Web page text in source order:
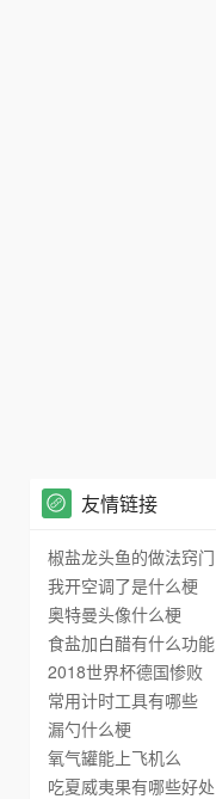
友情链接
椒盐龙头鱼的做法窍门
我开空调了是什么梗
奥特曼头像什么梗
食盐加白醋有什么功能
2018世界杯德国惨败
常用计时工具有哪些
漏勺什么梗
氧气罐能上飞机么
吃夏威夷果有哪些好处